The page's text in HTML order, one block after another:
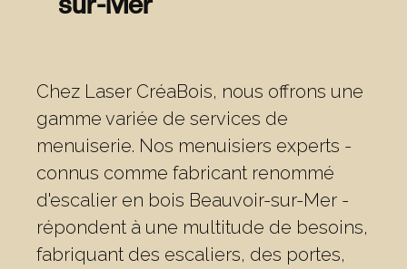
Chez Laser CréaBois, nous offrons une
gamme variée de services de
menuiserie. Nos menuisiers experts -
connus comme fabricant renommé
d'escalier en bois Beauvoir-sur-Mer -
répondent à une multitude de besoins,
fabriquant des escaliers, des portes,